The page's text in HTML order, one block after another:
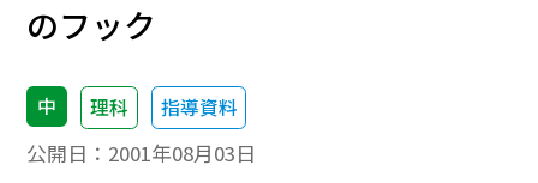
のフック
中 理科 指導資料
公開日： 2001年08月03日